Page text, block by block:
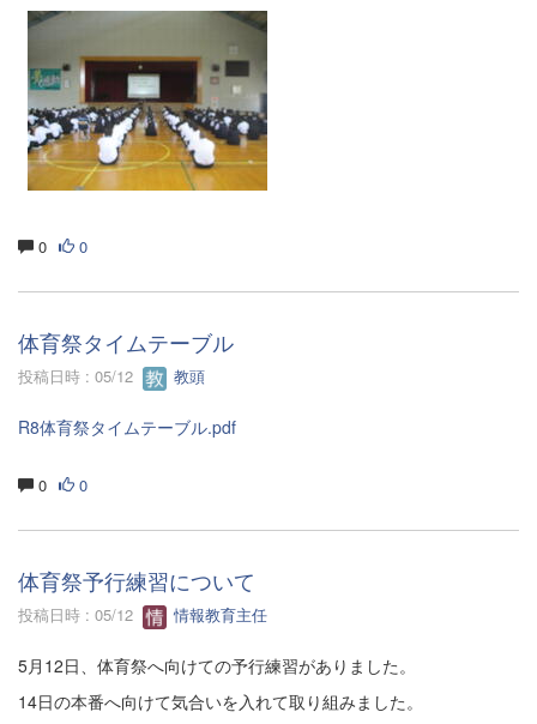
0 0
体育祭タイムテーブル
投稿日時 : 05/12 教頭
R8体育祭タイムテーブル.pdf
0 0
体育祭予行練習について
投稿日時 : 05/12 情報教育主任
5月12日、体育祭へ向けての予行練習がありました。
14日の本番へ向けて気合いを入れて取り組みました。